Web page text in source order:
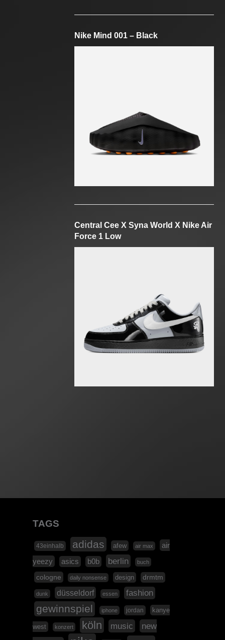
Nike Mind 001 – Black
Central Cee X Syna World X Nike Air
Force 1 Low
TAGS
43einhalb adidas afew air max
air
yeezy
asics b0b berlin buch
cologne daily nonsense design drmtm
dunk düsseldorf essen fashion
gewinnspiel iphone jordan kanye
west konzert köln music
new